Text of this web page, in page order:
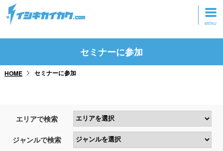
トップページ
研修・ツアーに参加
セミナーに参加
HOME セミナーに参加
エリアで検索
ジャンルで検索